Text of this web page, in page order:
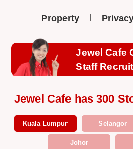
Property
Jewel Cafe
Staff
Jewel Cafe has 300
Kuala Lumpur Selangor
Johor